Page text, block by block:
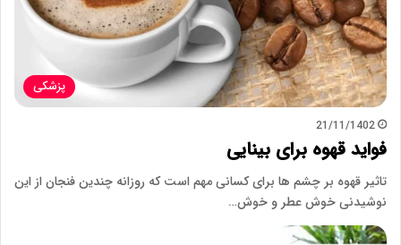
پزشکی
21/11/1402
فواید قهوه برای بینایی
تاثیر قهوه بر چشم ها برای کسانی مهم است که روزانه چندین فنجان از این
نوشیدنی خوش عطر و خوش…